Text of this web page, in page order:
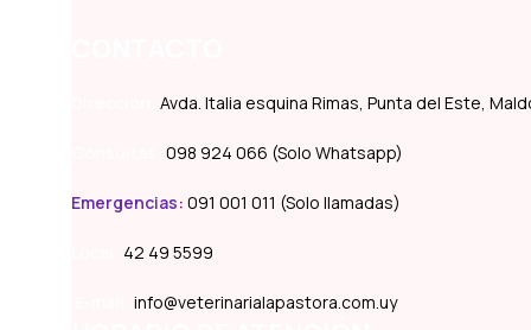
Avda. Italia esquina Rimas, Punta del Este,
098 924 066 (Solo Whatsapp)
Emergencias: 091 001 011 (Solo llamadas)
42 49 5599
info@veterinarialapastora.com.uy